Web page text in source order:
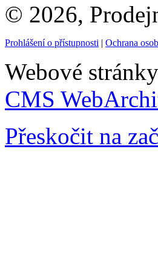
© 2026,
Prohlášení o přístupnosti | Ochrana
Webové
CMS
Přeskočit na